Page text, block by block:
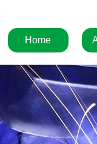
Home